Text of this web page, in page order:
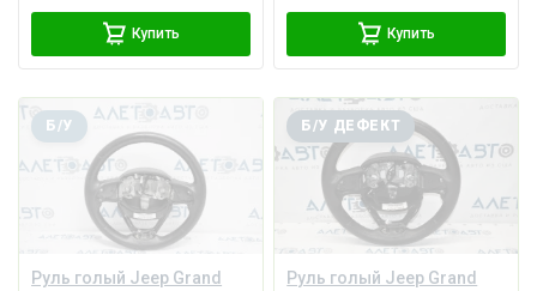
Купить Купить
Руль голый Jeep Grand
Б/У
Руль голый Jeep Grand
Б/У ДЕФЕКТ